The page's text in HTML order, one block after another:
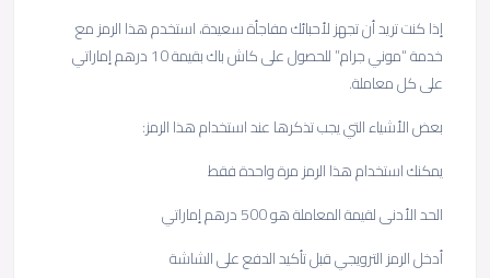
إذا كنت تريد أن تجهز لأحبائك مفاجأة سعيدة، استخدم هذا الرمز مع
خدمة “موني جرام” للحصول على كاش باك بقيمة 10 درهم إماراتي
على كل معاملة.
بعض الأشياء التي يجب تذكرها عند استخدام هذا الرمز:
يمكنك استخدام هذا الرمز مرة واحدة فقط
الحد الأدنى لقيمة المعاملة هو 500 درهم إماراتي
أدخل الرمز الترويجي قبل تأكيد الدفع على الشاشة